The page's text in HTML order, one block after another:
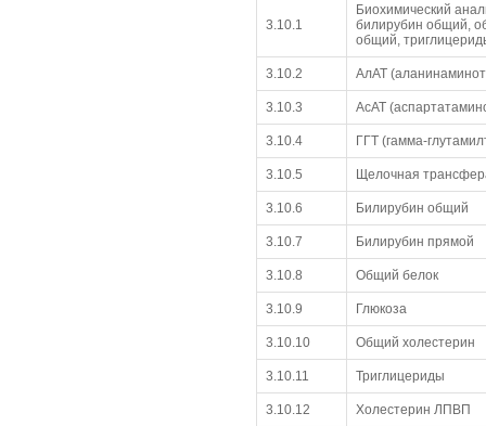
3.10.1
Биохимический
билирубин общий,
общий,
3.10.2 АлАТ
3.10.3 АсАТ
3.10.4 ГГТ (гамма-
3.10.5 Щелочная
3.10.6 Билирубин общий
3.10.7 Билирубин прямой
3.10.8 Общий белок
3.10.9 Глюкоза
3.10.10 Общий холестерин
3.10.11 Триглицериды
3.10.12 Холестерин ЛПВП